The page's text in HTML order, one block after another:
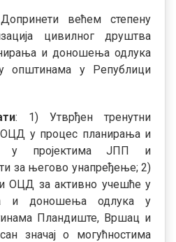
већем степену
цивилног друштва
и доношења одлука
општинама у Републици
: 1) Утврђен тренутни
ОЦД у процес планирања и
у пројектима ЈПП и
за његово унапређење; 2)
ОЦД за активно учешће у
и доношења одлука у
Пландиште, Вршац и
значај о могућностима